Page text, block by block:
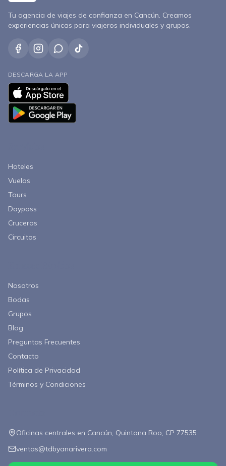
Tu agencia de viajes de confianza en Cancún. Creamos
experiencias únicas para viajeros individuales y grupos.
DESCARGA LA APP
Hoteles
Vuelos
Tours
Daypass
Cruceros
Circuitos
Nosotros
Bodas
Grupos
Blog
Preguntas Frecuentes
Contacto
Política de Privacidad
Términos y Condiciones
Oficinas centrales en Cancún, Quintana Roo, CP 77535
ventas@tdbyanarivera.com